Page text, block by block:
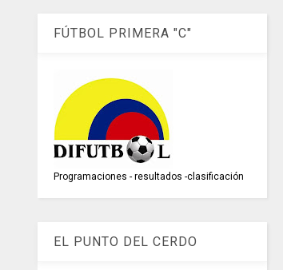
FÚTBOL PRIMERA "C"
Programaciones - resultados -clasificación
EL PUNTO DEL CERDO